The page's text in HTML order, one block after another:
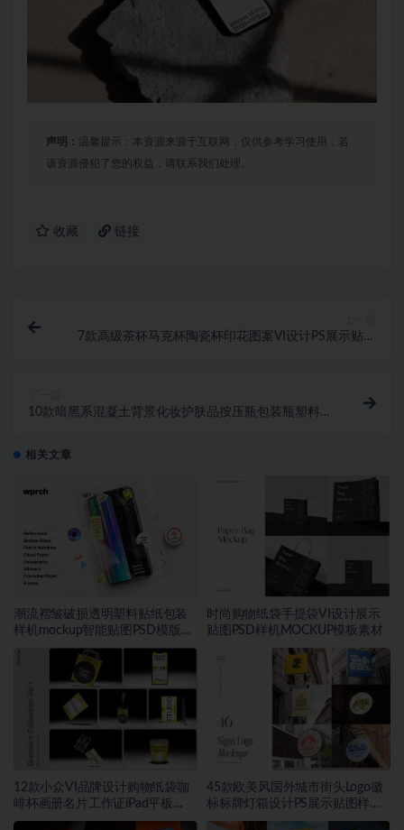
声明： 温馨提示：本资源来源于互联网，仅供参考学习使用，若
该资源侵犯了您的权益，请联系我们处理。
收藏 链接
7款高级茶杯马克杯陶瓷杯印花图案VI设计PS展示贴图
10款暗黑系混凝土背景化妆护肤品按压瓶包装瓶塑料瓶
相关文章
潮流褶皱破损透明塑料贴纸包装
样机mockup智能贴图PSD模版设
计素材
时尚购物纸袋手提袋VI设计展示
贴图PSD样机MOCKUP模板素材
12款小众VI品牌设计购物纸袋咖
啡杯画册名片工作证iPad平板
MacBook电脑iPhone手机贴图
45款欧美风国外城市街头Logo徽
标标牌灯箱设计PS展示贴图样机
模板